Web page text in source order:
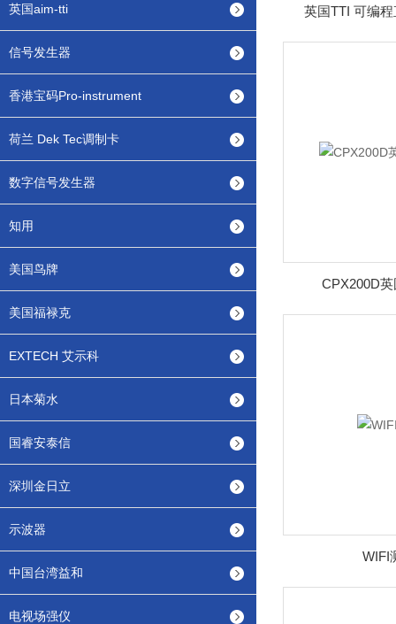
英国aim-tti
信号发生器
香港宝码Pro-instrument
荷兰 Dek Tec调制卡
数字信号发生器
知用
美国鸟牌
美国福禄克
EXTECH 艾示科
日本菊水
国睿安泰信
深圳金日立
示波器
中国台湾益和
电视场强仪
英国TTI 可编
CPX200D
WIFI